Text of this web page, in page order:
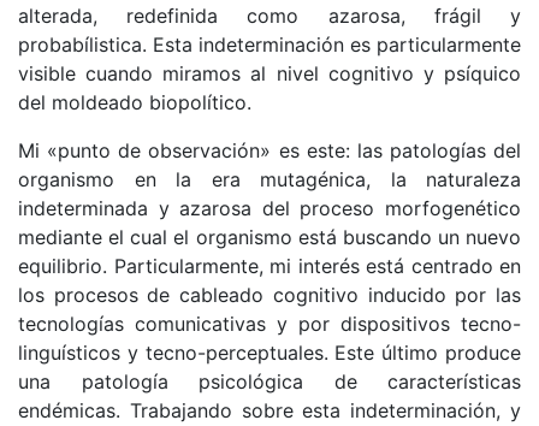
alterada, redefinida como azarosa, frágil y
probabílistica. Esta indeterminación es particularmente
visible cuando miramos al nivel cognitivo y psíquico
del moldeado biopolítico.
Mi «punto de observación» es este: las patologías del
organismo en la era mutagénica, la naturaleza
indeterminada y azarosa del proceso morfogenético
mediante el cual el organismo está buscando un nuevo
equilibrio. Particularmente, mi interés está centrado en
los procesos de cableado cognitivo inducido por las
tecnologías comunicativas y por dispositivos tecno-
linguísticos y tecno-perceptuales. Este último produce
una patología psicológica de características
endémicas. Trabajando sobre esta indeterminación, y